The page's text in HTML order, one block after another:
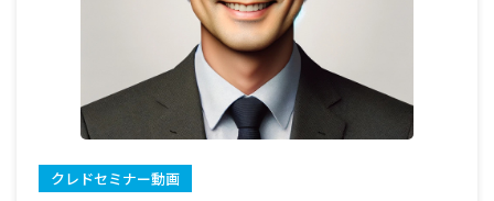
クレドセミナー動画